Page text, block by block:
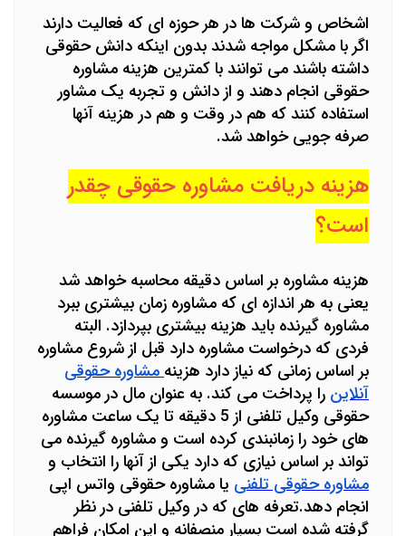
اشخاص و شرکت ها در هر حوزه ای که فعالیت دارند
اگر با مشکل مواجه شدند بدون اینکه دانش حقوقی
داشته باشند می توانند با کمترین هزینه مشاوره
حقوقی انجام دهند و از دانش و تجربه یک مشاور
استفاده کنند که هم در وقت و هم در هزینه آنها
صرفه جویی خواهد شد.
هزینه دریافت مشاوره حقوقی چقدر
است؟
هزینه مشاوره بر اساس دقیقه محاسبه خواهد شد
یعنی به هر اندازه ای که مشاوره زمان بیشتری ببرد
مشاوره گیرنده باید هزینه بیشتری بپردازد. البته
فردی که درخواست مشاوره دارد قبل از شروع مشاوره
بر اساس زمانی که نیاز دارد هزینه مشاوره حقوقی
آنلاین را پرداخت می کند. به عنوان مال در موسسه
حقوقی وکیل تلفنی از 5 دقیقه تا یک ساعت مشاوره
های خود را زمانبندی کرده است و مشاوره گیرنده می
تواند بر اساس نیازی که دارد یکی از آنها را انتخاب و
مشاوره حقوقی تلفنی یا مشاوره حقوقی واتس اپی
انجام دهد.تعرفه های که در وکیل تلفنی در نظر
گرفته شده است بسیار منصفانه و این امکان فراهم